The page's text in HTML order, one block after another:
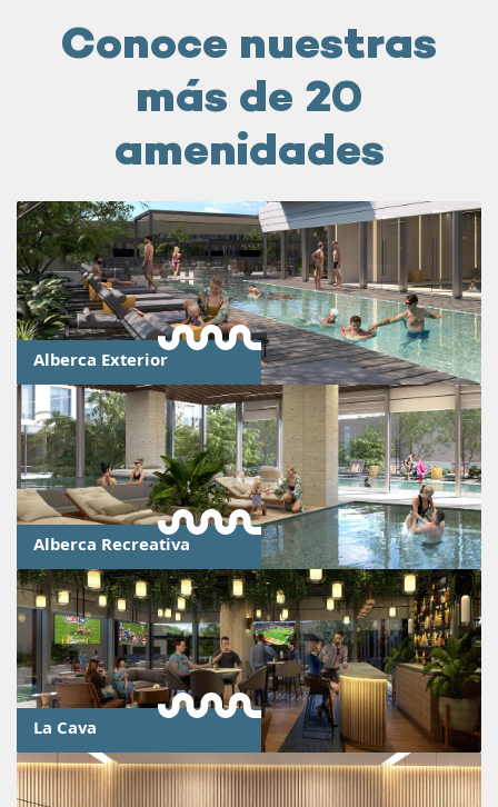
Conoce nuestras
más de 20
amenidades
Alberca Exterior
Alberca Recreativa
La Cava